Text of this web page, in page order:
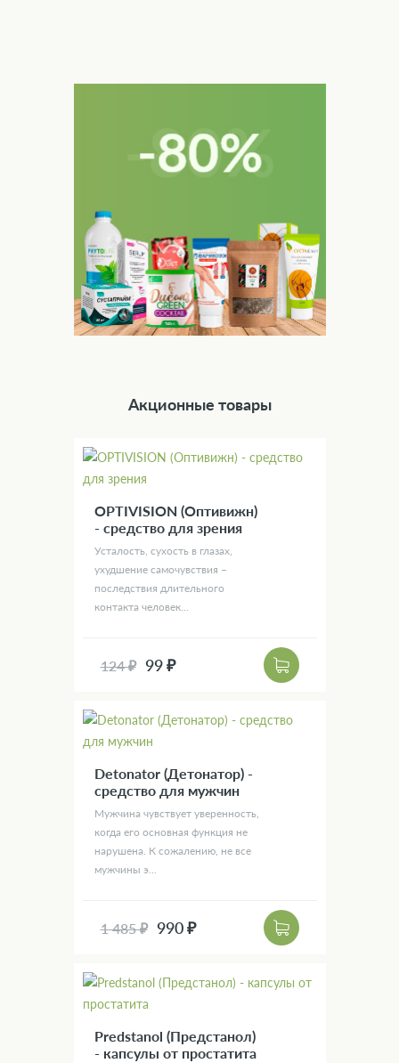
Акционные товары
OPTIVISION (Оптивижн)
- средство для зрения
Усталость, сухость в глазах,
ухудшение самочувствия –
последствия длительного
контакта человек...
124 ₽ 99 ₽
Detonator (Детонатор) -
средство для мужчин
Мужчина чувствует уверенность,
когда его основная функция не
нарушена. К сожалению, не все
мужчины э...
1 485 ₽ 990 ₽
Predstanol (Предстанол)
- капсулы от простатита